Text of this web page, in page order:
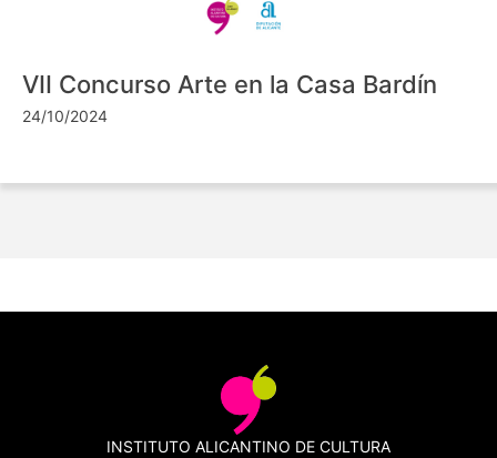
VII Concurso Arte en la Casa Bardín
24/10/2024
INSTITUTO ALICANTINO DE CULTURA